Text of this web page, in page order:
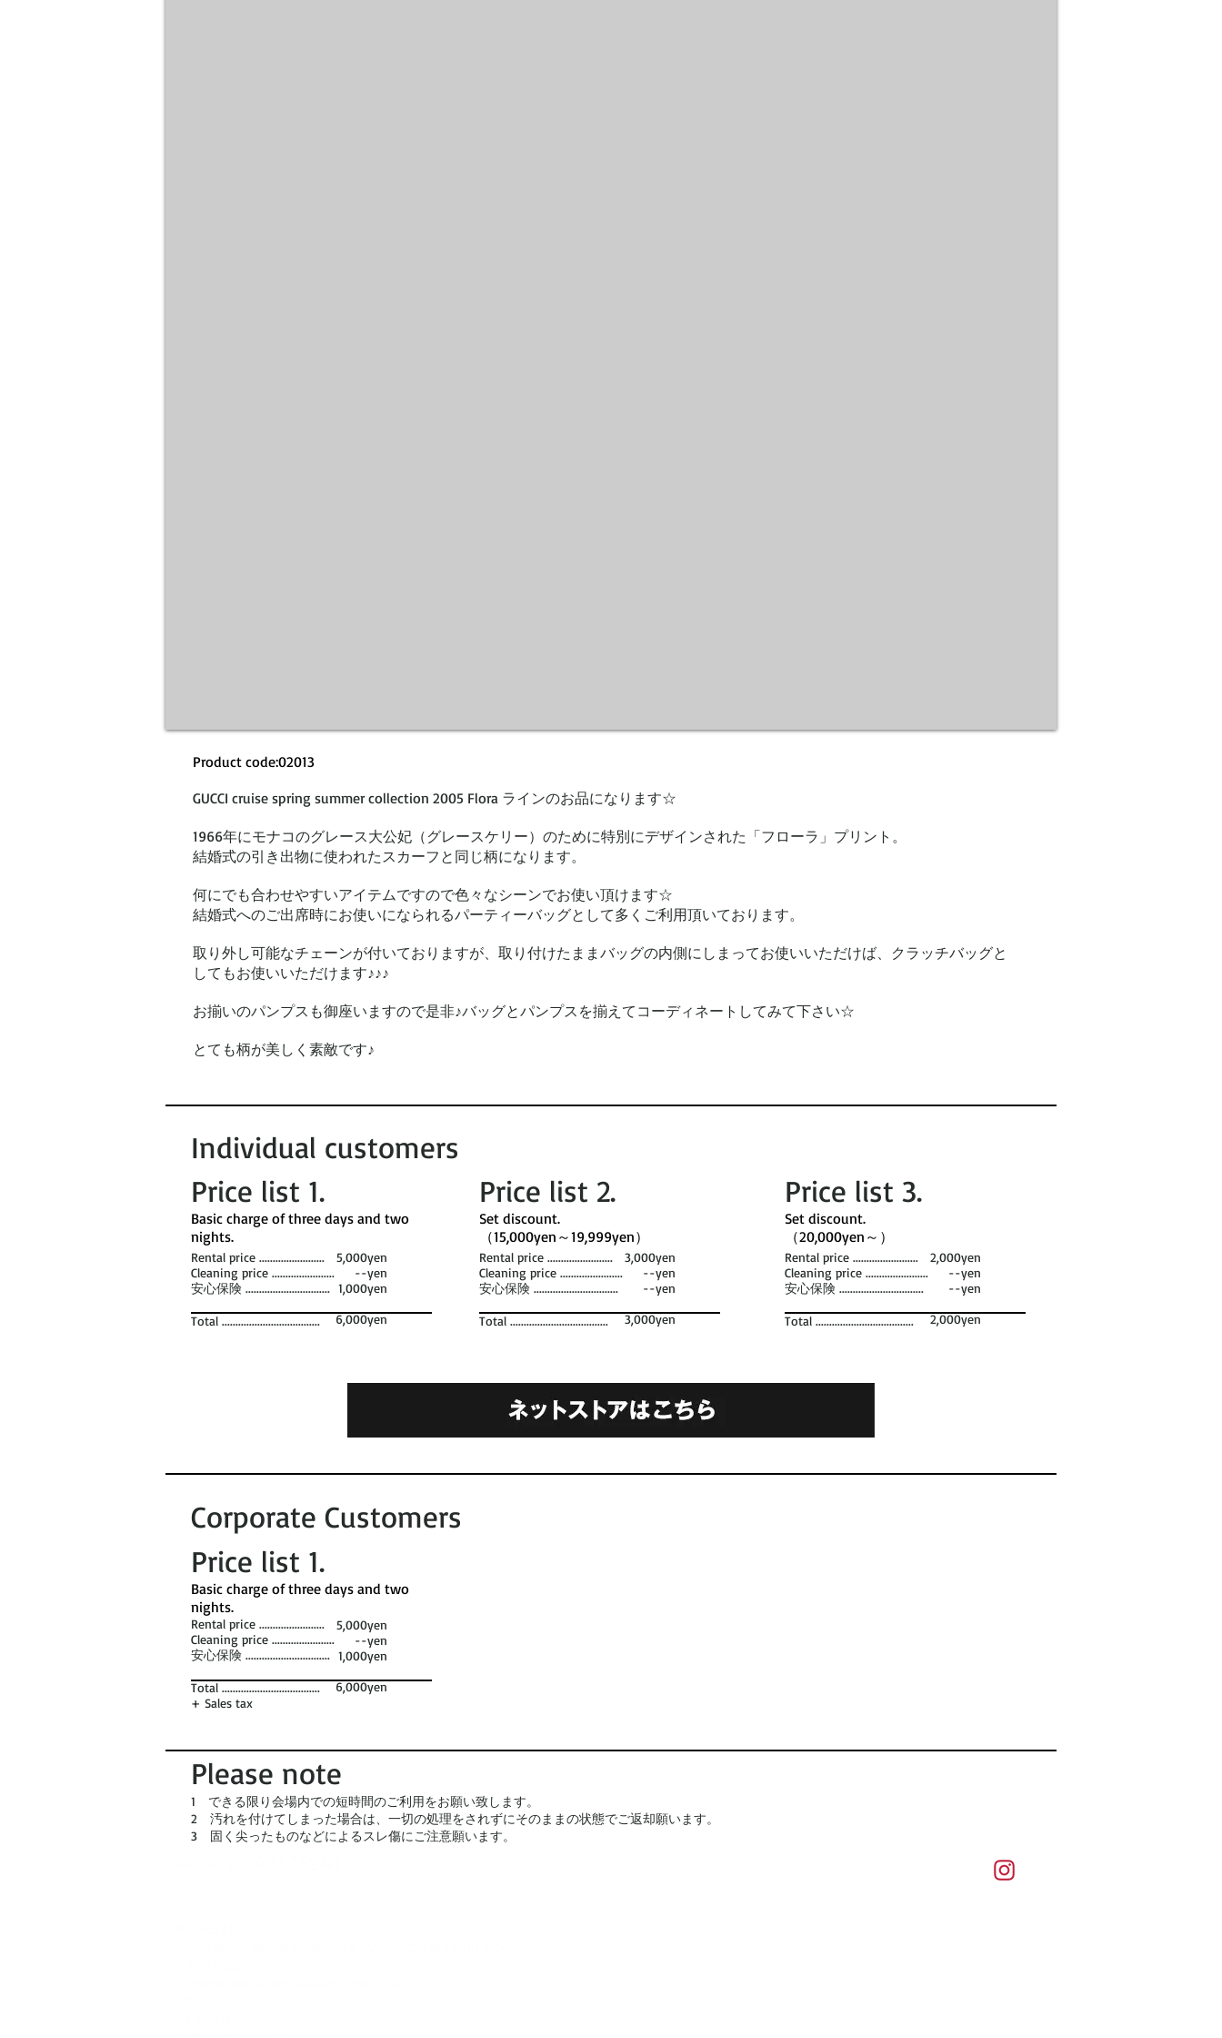
Product code:02013
GUCCI cruise spring summer collection 2005 Flora ラインのお品になります☆
1966年にモナコのグレース大公妃（グレースケリー）のために特別にデザインされた「フローラ」プリント。
結婚式の引き出物に使われたスカーフと同じ柄になります。
何にでも合わせやすいアイテムですので色々なシーンでお使い頂けます☆
結婚式へのご出席時にお使いになられるパーティーバッグとして多くご利用頂いております。
取り外し可能なチェーンが付いておりますが、取り付けたままバッグの内側にしまってお使いいただけば、クラッチバッグと
してもお使いいただけます♪♪♪
お揃いのパンプスも御座いますので是非♪バッグとパンプスを揃えてコーディネートしてみて下さい☆
とても柄が美しく素敵です♪
Individual customers
Price list 1​.
​Basic charge of three days and two
nights. ​
5,000yen
--yen
1,000yen
6,000yen
Rental price ........................
Cleaning price .......................
安心保険 ...............................
Total ....................................
Price list 2​.
​Set discount. ​
（15,000yen～19,999yen）
3,000yen
--yen
--yen
3,000yen
Rental price ........................
Cleaning price .......................
安心保険 ...............................
Total ....................................
Price list 3​.
Set discount. ​
（20,000yen～）
2,000yen
--yen
--yen
2,000yen
Rental price ........................
Cleaning price .......................
安心保険 ...............................
Total ....................................
Corporate Customers
Price list 1​.
​Basic charge of three days and two
nights. ​
Rental price ........................
Cleaning price .......................
安心保険 ...............................
Total ....................................
+ Sales tax
5,000yen
--yen
1,000yen
6,000yen
Please note
1 できる限り会場内での短時間のご利用をお願い致します。
2 汚れを付けてしまった場合は、一切の処理をされずにそのままの状態でご返却願います。
3 固く尖ったものなどによるスレ傷にご注意願います。